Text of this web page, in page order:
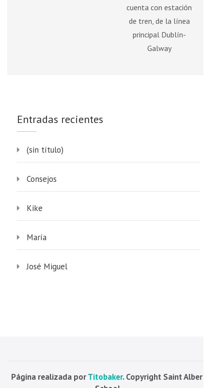
cuenta con estación
de tren, de la línea
principal Dublín-
Galway
Entradas recientes
(sin título)
Consejos
Kike
María
José Miguel
Página realizada porTitobaker. Copyright Saint Albert